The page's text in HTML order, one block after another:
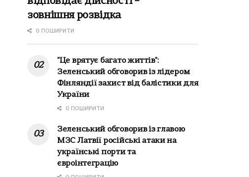
зовнішня розвідка
0 ПОШИРИТИ
"Це врятує багато життів":
Зеленський обговорив із лідером
Фінляндії захист від балістики для
України
0 ПОШИРИТИ
Зеленський обговорив із главою
МЗС Латвії російські атаки на
українські порти та
євроінтеграцію